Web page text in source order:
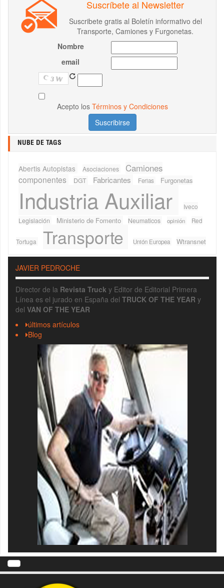
Suscríbete al Newsletter
Suscribete gratis al Boletín informativo del
Transporte, Camiones y Furgonetas.
Nombre
email
Acepto los Términos y Condiciones
NUBE DE TAGS
Abertis Autopistas Asociaciones Camiones
componentes DGT Fabricantes Ferias Furgonetas
Industria Auxiliar
Iveco
Legislación
Ministerio de Fomento Neumaticos opinión Red
Tortuga Transporte Unión Europea Wtransnet
JAVIER PEDROCHE
Director de la Revista Truck y Editor de Editorial Primera
Línea es el jurado en España del TRUCK OF THE YEAR y
del VAN OF THE YEAR
últimos artículos
Blog